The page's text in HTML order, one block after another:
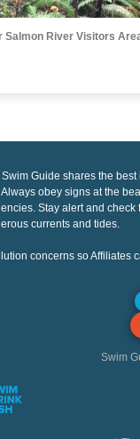
Salmon River Visitors
Swim Guide shares the
obey signs at the
Stay alert and check
currents and tides.
concerns so Affiliates
Swim